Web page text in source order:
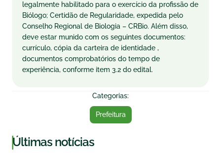
legalmente habilitado para o exercício da profissão de
Biólogo; Certidão de Regularidade, expedida pelo
Conselho Regional de Biologia – CRBio. Além disso,
deve estar munido com os seguintes documentos:
currículo, cópia da carteira de identidade ,
documentos comprobatórios do tempo de
experiência, conforme item 3.2 do edital.
Categorias:
Prefeitura
|Últimas notícias